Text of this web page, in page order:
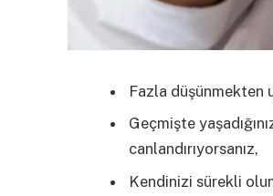
Fazla düşünmekten
Geçmişte
canlandırıyorsanız,
Kendinizi sürekli